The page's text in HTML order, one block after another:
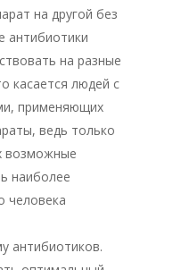
на другой без
антибиотики
на разные
касается людей с
применяющих
ведь только
возможные
наиболее
человека
антибиотиков.